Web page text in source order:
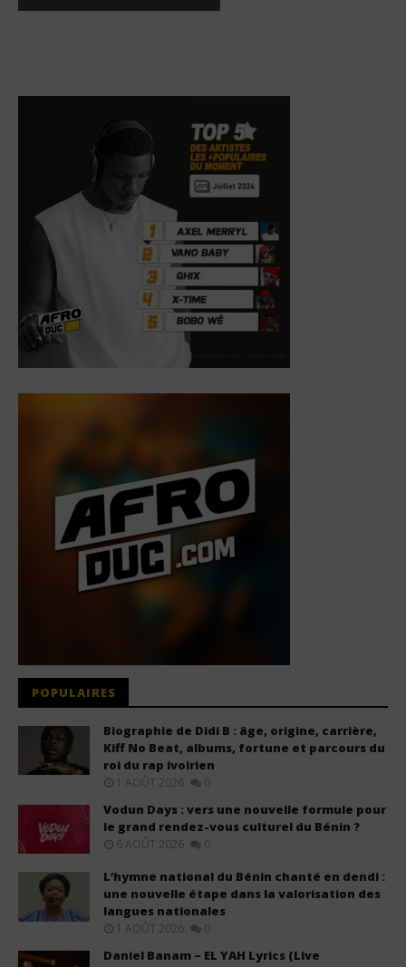
POPULAIRES
Biographie de Didi B : âge, origine, carrière,
Kiff No Beat, albums, fortune et parcours du
roi du rap ivoirien
1 AOÛT 2026 0
Vodun Days : vers une nouvelle formule pour
le grand rendez-vous culturel du Bénin ?
6 AOÛT 2026 0
L’hymne national du Bénin chanté en dendi :
une nouvelle étape dans la valorisation des
langues nationales
1 AOÛT 2026 0
Daniel Banam – EL YAH Lyrics (Live